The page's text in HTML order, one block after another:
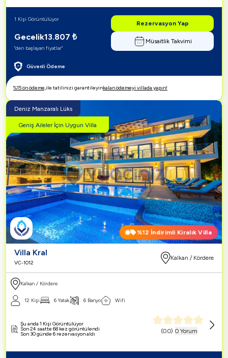
Güvenli Ödeme
Gecelik13.807 ₺
"den başlayan fiyatlar"
1 Kişi Görüntülüyor
Rezervasyon Yap
Müsaitlik Takvimi
%15 ön ödeme, ile tatilinizi garantileyinkalan ödemeyi villada yapın!
Deniz Manzaralı Lüks
Geniş Aileler İçin Uygun Villa
%12 İndirimli Kiralık Villa
Villa Kral
VC-1012
Kalkan / Kördere
Kalkan / Kördere
12 Kişi 6 Yatak 6 Banyo Wifi
(0.0) 0 Yorum
Şu anda 1 Kişi Görüntülüyor
Son 24 saatte 68 kez görüntülendi
Son 30 günde 6 rezervasyon aldı